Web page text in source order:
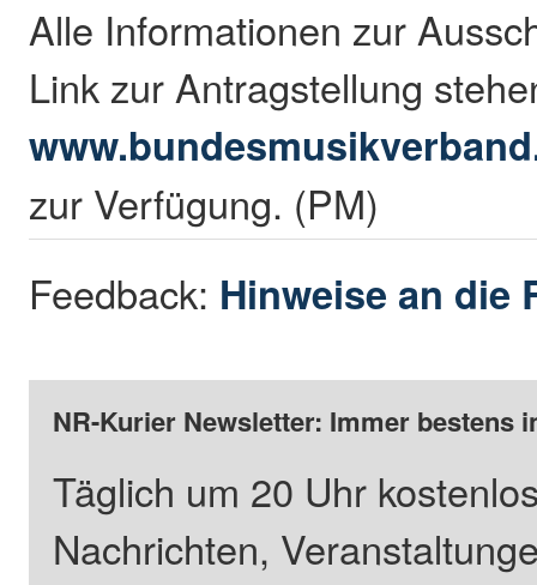
Alle Informationen zur
Link zur Antragstellung
zur Verfügung. (PM)
Feedback: Hinweise an die
NR-Kurier Newsletter: Immer bestens
Täglich um 20 Uhr
Nachrichten,